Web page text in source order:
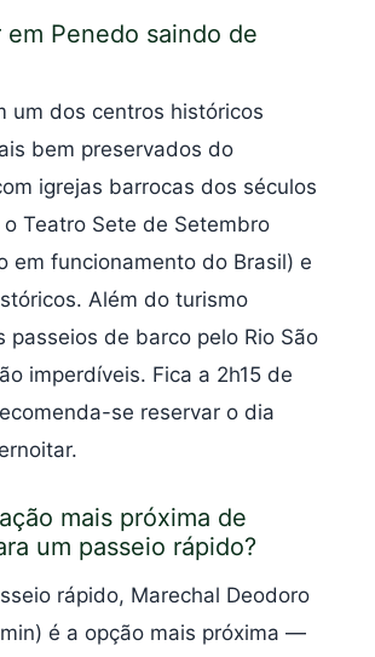
em Penedo saindo de
um dos centros históricos
bem preservados do
igrejas barrocas dos séculos
o Teatro Sete de Setembro
em funcionamento do Brasil) e
Além do turismo
passeios de barco pelo Rio São
imperdíveis. Fica a 2h15 de
se reservar o dia
mais próxima de
um passeio rápido?
rápido, Marechal Deodoro
é a opção mais próxima —